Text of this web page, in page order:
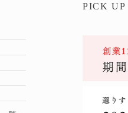
PICK UP